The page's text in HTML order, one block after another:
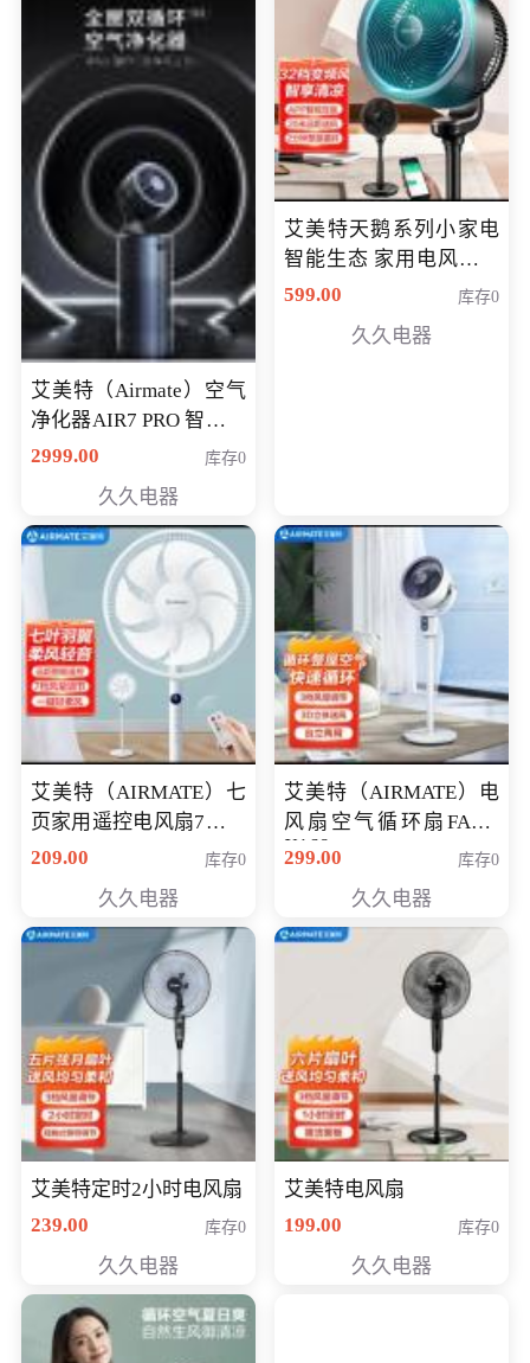
艾美特（Airmate）空气
净化器AIR7 PRO 智能全
屋空气循环负离子旗舰
2999.00 库存0
久久电器
艾美特天鹅系列小家电
智能生态 家用电风扇直
流变频节能轻音空气循
鹅，白天鹅智能)
599.00 库存0
久久电器
艾美特（AIRMATE）七
页家用遥控电风扇7档风
量空气循环摇头立式落
定时落地式风扇CS35-
R20
209.00 库存0
久久电器
艾美特（AIRMATE）电
风扇空气循环扇FA18-
X168
299.00 库存0
久久电器
艾美特定时2小时电风扇
239.00
库存0
久久电器
艾美特电风扇
199.00
库存0
久久电器